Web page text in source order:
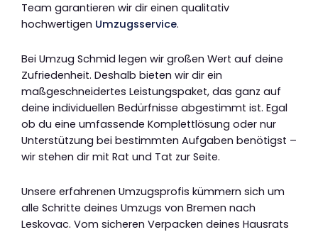
Team garantieren wir dir einen qualitativ
hochwertigen Umzugsservice.
Bei Umzug Schmid legen wir großen Wert auf deine
Zufriedenheit. Deshalb bieten wir dir ein
maßgeschneidertes Leistungspaket, das ganz auf
deine individuellen Bedürfnisse abgestimmt ist. Egal
ob du eine umfassende Komplettlösung oder nur
Unterstützung bei bestimmten Aufgaben benötigst –
wir stehen dir mit Rat und Tat zur Seite.
Unsere erfahrenen Umzugsprofis kümmern sich um
alle Schritte deines Umzugs von Bremen nach
Leskovac. Vom sicheren Verpacken deines Hausrats